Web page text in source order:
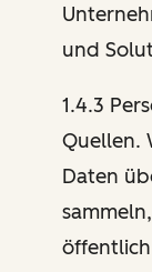
und
1.4.3
Quellen.
Daten